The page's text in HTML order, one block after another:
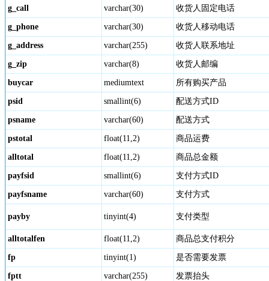
g_call varchar(30) 收货人固定电话
g_phone varchar(30) 收货人移动电话
g_address varchar(255) 收货人联系地址
g_zip varchar(8) 收货人邮编
buycar mediumtext 所有购买产品
psid smallint(6) 配送方式ID
psname varchar(60) 配送方式
pstotal float(11,2) 商品运费
alltotal float(11,2) 商品总金额
payfsid smallint(6) 支付方式ID
payfsname varchar(60) 支付方式
payby tinyint(4) 支付类型
alltotalfen float(11,2) 商品总支付积分
fp tinyint(1) 是否需要发票
fptt varchar(255) 发票抬头